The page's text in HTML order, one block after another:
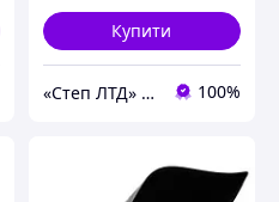
Купити
«Степ ЛТД» ТОВ 100%